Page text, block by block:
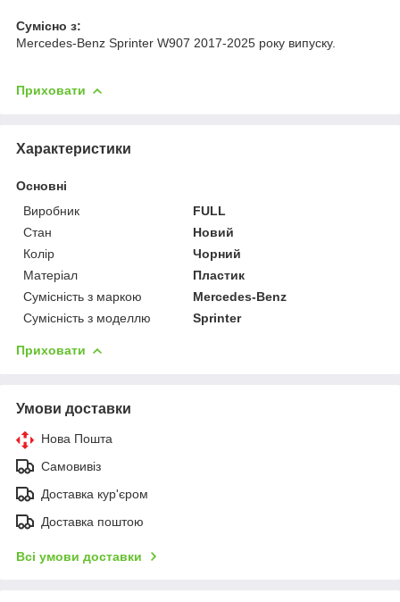
Cумісно з:
Mercedes-Benz Sprinter W907 2017-2025 року випуску.
Приховати
Характеристики
Основні
Виробник
FULL
Стан
Новий
Колір
Чорний
Матеріал
Пластик
Сумісність з маркою
Mercedes-Benz
Сумісність з моделлю
Sprinter
Приховати
Умови доставки
Нова Пошта
Самовивіз
Доставка кур'єром
Доставка поштою
Всі умови доставки